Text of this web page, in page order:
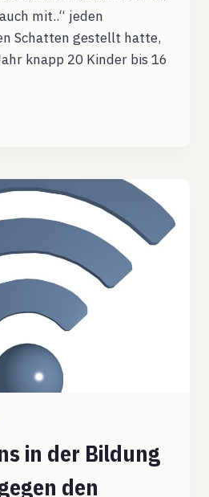
mit..“ jeden
Schatten gestellt hatte,
knapp 20 Kinder bis 16
in der Bildung
den